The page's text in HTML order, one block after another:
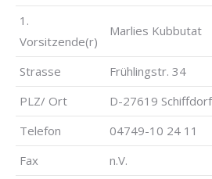
1.
Vorsitzende(r)
Marlies Kubbutat
Strasse
Frühlingstr. 34
PLZ/ Ort
D-27619
Telefon
04749-10 24 11
Fax
n.V.